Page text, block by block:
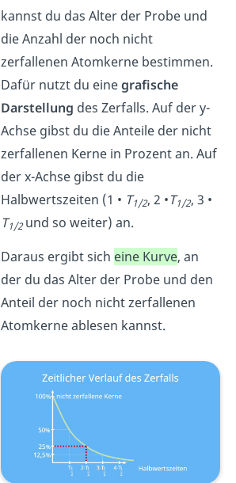
kannst du das Alter der Probe und
die Anzahl der noch nicht
zerfallenen Atomkerne bestimmen.
Dafür nutzt du einegrafische
Darstellung des Zerfalls. Auf der y-
Achse gibst du die Anteile der nicht
zerfallenen Kerne in Prozent an. Auf
der x-Achse gibst du die
Halbwertszeiten (1 • T1/2, 2 •T1/2, 3 •
T1/2und so weiter) an.
Daraus ergibt sich eine Kurve, an
der du das Alter der Probe und den
Anteil der noch nicht zerfallenen
Atomkerne ablesen kannst.